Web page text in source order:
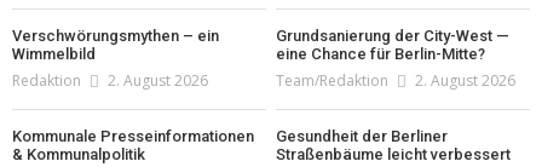
Verschwörungsmythen – ein
Wimmelbild
Redaktion 2. August 2026
Grundsanierung der City-West —
eine Chance für Berlin-Mitte?
Team/Redaktion 2. August 2026
Kommunale Presseinformationen
& Kommunalpolitik
Gesundheit der Berliner
Straßenbäume leicht verbessert